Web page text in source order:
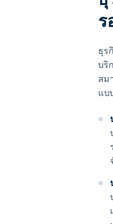
ร
ธุร
บริ
สม
แบ